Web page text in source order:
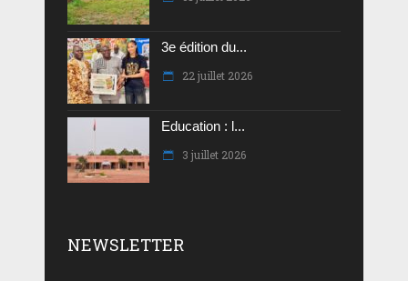
3e édition du...
22 juillet 2026
Education : l...
3 juillet 2026
NEWSLETTER